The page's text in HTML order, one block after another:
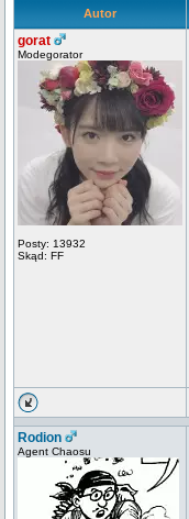
Autor
gorat
Modegorator
Posty: 13932
Skąd: FF
Rodion
Agent Chaosu